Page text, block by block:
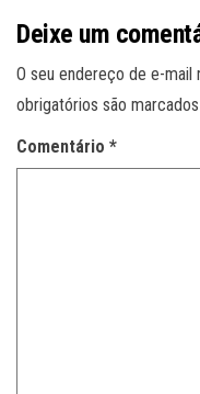
Deixe um
O seu endereço de e-mail
obrigatórios são
Comentário *